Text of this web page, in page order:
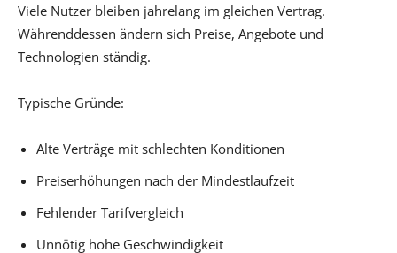
Viele Nutzer bleiben jahrelang im gleichen Vertrag.
Währenddessen ändern sich Preise, Angebote und
Technologien ständig.
Typische Gründe:
Alte Verträge mit schlechten Konditionen
Preiserhöhungen nach der Mindestlaufzeit
Fehlender Tarifvergleich
Unnötig hohe Geschwindigkeit